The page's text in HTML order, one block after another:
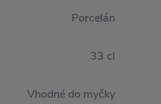
Porcelán
33 cl
Vhodné do myčky